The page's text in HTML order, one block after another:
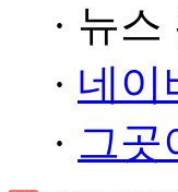
· 뉴
· 네이
· 그곳